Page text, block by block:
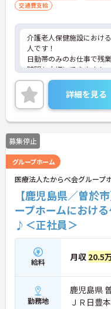
交通費支給
介護老人保健施設におけ
人です！
日勤帯のみのお仕事で残
時間も大切にできます！
託児所完備で子育て中の
ご興味ある方には、面接
細をお話致しますのでお
詳細を見る
募集停止
グループホーム
医療法人たからべ会グループ
【鹿児島県／曽於
ープホームにおけ
♪＜正社員＞
給料 月収 20.5
勤務地
鹿児島県
ＪＲ日豊